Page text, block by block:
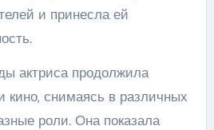
и принесла ей
актриса продолжила
кино, снимаясь в различных
роли. Она показала